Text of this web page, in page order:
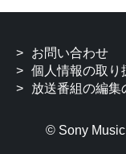
お問い合わせ
個人情報の取り
放送番組の編集
© Sony